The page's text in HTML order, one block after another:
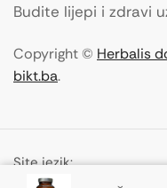
Budite lijepi i zdravi
Copyright © Herbalis
bikt.ba.
Site jezik: